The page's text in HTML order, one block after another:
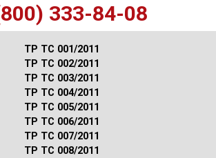
333-84-08
ТР ТС 001/2011
ТР ТС 002/2011
ТР ТС 003/2011
ТР ТС 004/2011
ТР ТС 005/2011
ТР ТС 006/2011
ТР ТС 007/2011
ТР ТС 008/2011